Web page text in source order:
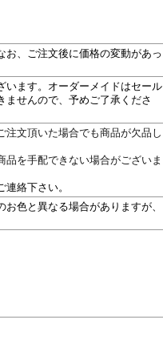
、ご注文後に価格の変動があっ
います。オーダーメイドはセール
ませんので、予めご了承くださ
文頂いた場合でも商品が欠品し
を手配できない場合がございま
絡下さい。
色と異なる場合がありますが、